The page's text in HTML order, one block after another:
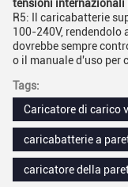
tensioni internazionali
R5: Il caricabatterie
100-240V,
dovrebbe sempre
o il manuale d'uso per
Tags:
Caricatore di carico
caricabatterie a
caricatore della